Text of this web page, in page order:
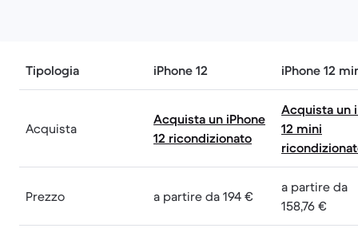
Tipologia iPhone 12 iPhone 12
Acquista
Acquista un iPhone
12 ricondizionato
Acquista un
12 mini
Prezzo a partire da 194 €
a partire da
158,76 €